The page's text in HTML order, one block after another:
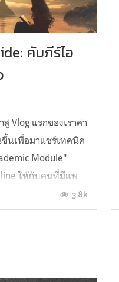
คัมภีร์ไอ
Vlog แรกของเราค่า
ขึ้นเพื่อมาแชร์เทคนิค
Module"
ให้กับคนที่มีแพ
ไหน หรืออยากจะได้
ใจจากที่ตัวเองเรียน
3.8k